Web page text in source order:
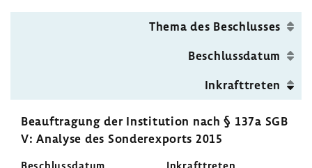
Seite
Thema des Beschlusses
Beschluss­datum
Inkraft­treten
Beauf­tra­gung der Insti­tu­tion nach § 137a SGB
V: Analyse des Sonder­ex­ports 2015